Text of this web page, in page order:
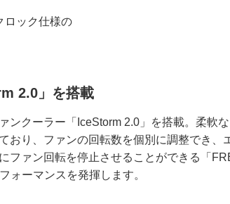
ロック仕様の
2.0」を搭載
ンクーラー「IceStorm 2.0」を搭載。柔軟
おり、ファンの回転数を個別に調整でき、
ファン回転を停止させることができる「
ォーマンスを発揮します。